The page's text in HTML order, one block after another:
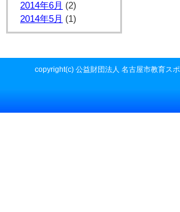
2014年6月 (2)
2014年5月 (1)
copyright(c) 公益財団法人 名古屋市教育ス